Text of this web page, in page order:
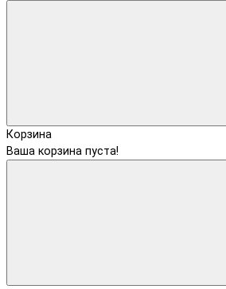
Корзина
Ваша корзина пуста!